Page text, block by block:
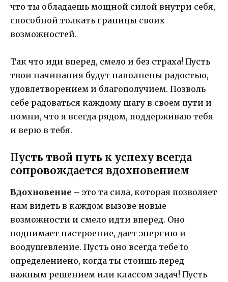
что ты обладаешь мощной силой внутри себя,
способной толкать границы своих
возможностей.
Так что иди вперед, смело и без страха! Пусть
твои начинания будут наполнены радостью,
удовлетворением и благополучием. Позволь
себе радоваться каждому шагу в своем пути и
помни, что я всегда рядом, поддерживаю тебя
и верю в тебя.
Пусть твой путь к успеху всегда
сопровождается вдохновением
Вдохновение – это та сила, которая позволяет
нам видеть в каждом вызове новые
возможности и смело идти вперед. Оно
поднимает настроение, дает энергию и
воодушевление. Пусть оно всегда тебе to
определениено, когда ты стоишь перед
важным решением или классом задач! Пусть